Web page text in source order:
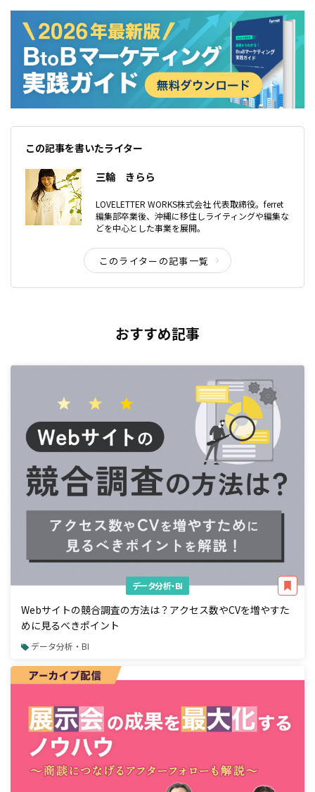
この記事を書いたライター
三輪 きらら
LOVELETTER WORKS株式会社 代表取締役。ferret
編集部卒業後、沖縄に移住しライティングや編集な
どを中心とした事業を展開。
このライターの記事一覧
おすすめ記事
データ分析・BI
Webサイトの競合調査の方法は？アクセス数やCVを増やすた
めに見るべきポイント
データ分析・BI